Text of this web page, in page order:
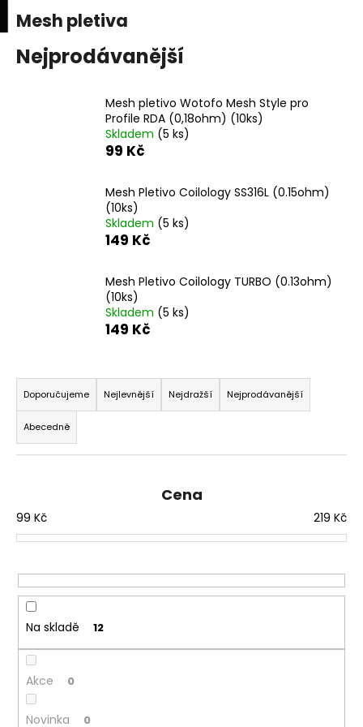
Přejít
na
obsah
Mesh pletiva
Nejprodávanější
Mesh pletivo Wotofo Mesh Style pro
Profile RDA (0,18ohm) (10ks)
Skladem (5 ks)
99 Kč
Mesh Pletivo Coilology SS316L (0.15ohm)
(10ks)
Skladem (5 ks)
149 Kč
Mesh Pletivo Coilology TURBO (0.13ohm)
(10ks)
Skladem (5 ks)
149 Kč
Ř
a
z
e
n
r
o
u
k
ů
Doporučujeme Nejlevnější Nejdražší Nejprodávanější
Abecedně
Cena
99 Kč 219 Kč
Na skladě 12
Akce 0
Novinka 0
o
a
j
t
D
p
u